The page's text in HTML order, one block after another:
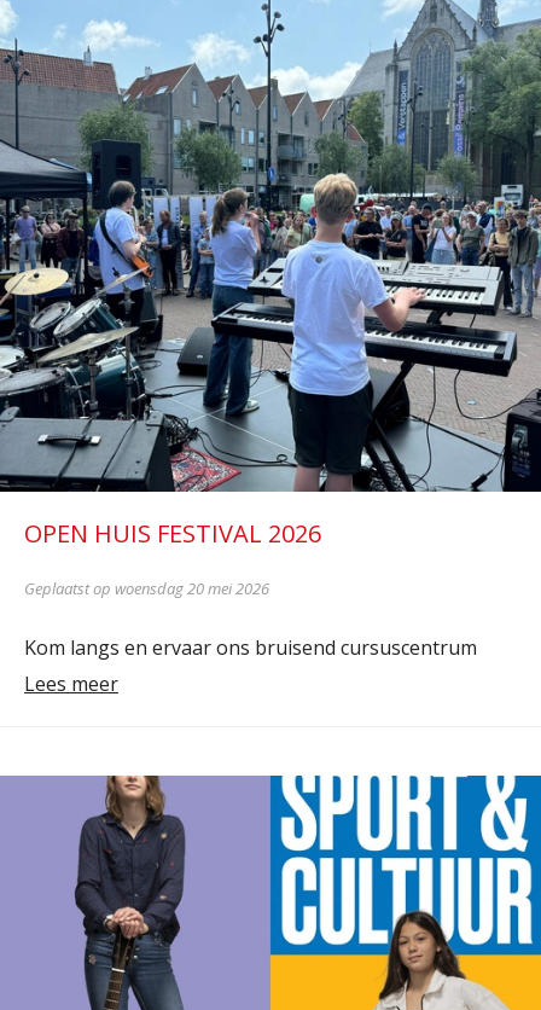
OPEN HUIS FESTIVAL 2026
Geplaatst op woensdag 20 mei 2026
Kom langs en ervaar ons bruisend cursuscentrum
Lees meer